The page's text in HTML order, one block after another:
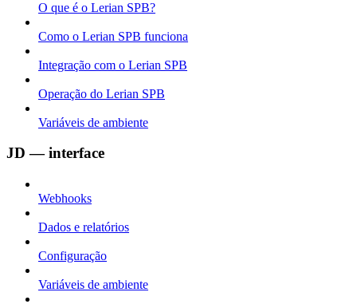
O que é o Lerian SPB?
Como o Lerian SPB funciona
Integração com o Lerian SPB
Operação do Lerian SPB
Variáveis de ambiente
JD — interface
Webhooks
Dados e relatórios
Configuração
Variáveis de ambiente